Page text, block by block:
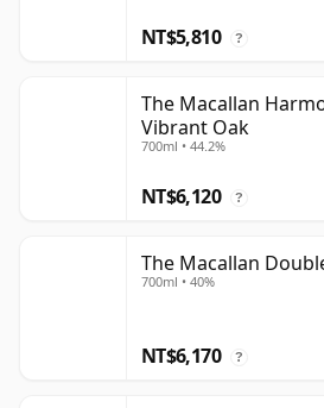
NT$5,810 ?
The Macallan
Vibrant Oak
700ml • 44.2%
NT$6,120 ?
The Macallan
700ml • 40%
NT$6,170 ?